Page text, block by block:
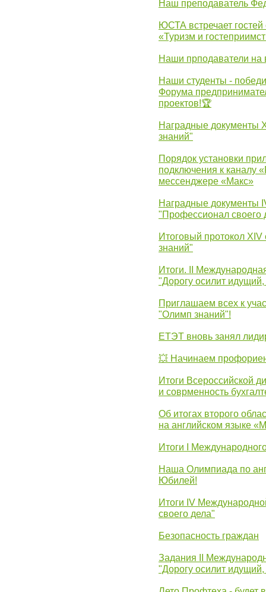
Наш преподаватель
ЮСТА встречает гостей
«Туризм и
Наши прподаватели
Наши студенты -
Форума
проектов!🏆
Наградные документы
знаний"
Порядок установки
подключения к каналу
мессенджере «Макс»
Наградные документы
"Профессионал своего
Итоговый протокол
знаний"
Итоги. II
"Дорогу осилит
Приглашаем всех к
"Олимп знаний"!
ЕТЭТ вновь занял
💥 Начинаем
Итоги Всероссийской
и соврменность
Об итогах второго
на английском языке
Итоги I
Наша Олимпиада по
Юбилей!
Итоги IV
своего дела"
Безопасность граждан
Задания II
"Дорогу осилит